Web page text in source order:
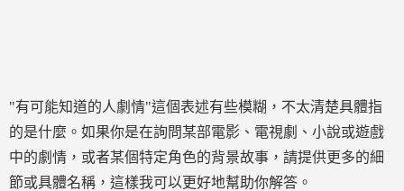
"有可能知道的人劇情"這個表述有些模糊，不太清楚具體指
的是什麼。如果你是在詢問某部電影、電視劇、小說或遊戲
中的劇情，或者某個特定角色的背景故事，請提供更多的細
節或具體名稱，這樣我可以更好地幫助你解答。